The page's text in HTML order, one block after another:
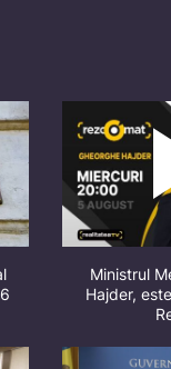
Ministrul
Hajder,